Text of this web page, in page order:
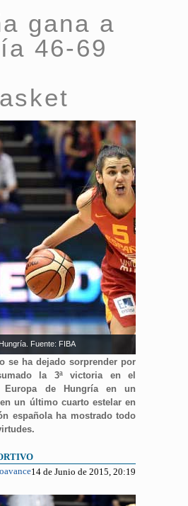
gana a
46-69
Fuente: FIBA
se ha dejado sorprender por
la 3ª victoria en el
Europa de Hungría en un
un último cuarto estelar en
española ha mostrado todo
14 de Junio de 2015, 20:19